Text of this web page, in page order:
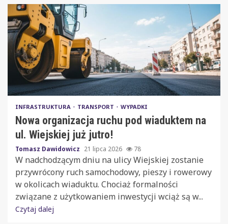
INFRASTRUKTURA TRANSPORT WYPADKI
Nowa organizacja ruchu pod wiaduktem na
ul. Wiejskiej już jutro!
Tomasz Dawidowicz 21 lipca 2026 78
W nadchodzącym dniu na ulicy Wiejskiej zostanie
przywrócony ruch samochodowy, pieszy i rowerowy
w okolicach wiaduktu. Chociaż formalności
związane z użytkowaniem inwestycji wciąż są w...
Czytaj dalej